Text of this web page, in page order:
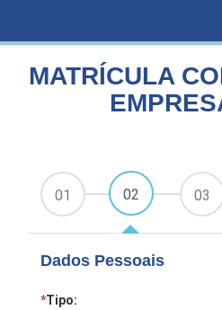
MATRÍCULA
MATRÍCULA
01 02 03
Dados Pessoais
*Tipo: